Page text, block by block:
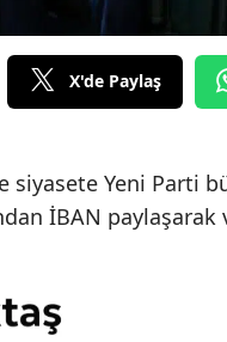
Zonguldak
Aksaray
Bayburt
Kırıkkale
X'de Paylaş
siyasete Yeni Parti
İBAN paylaşarak